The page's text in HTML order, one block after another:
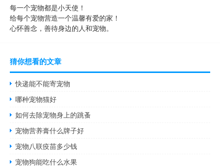
每一个宠物都是小天使！
给每个宠物营造一个温馨有爱的家！
心怀善念，善待身边的人和宠物。
猜你想看的文章
快递能不能寄宠物
哪种宠物猫好
如何去除宠物身上的跳蚤
宠物营养膏什么牌子好
宠物八联疫苗多少钱
宠物狗能吃什么水果